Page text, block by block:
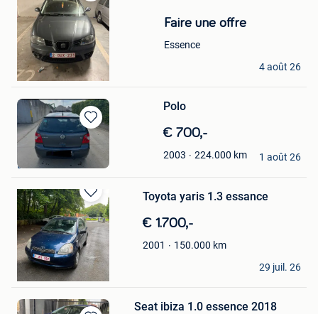
Sauvegarder
dans
Mes
Favoris
Faire une offre
Essence
Yassine
Bruxelles
4 août 26
Sauvegarder
dans
Mes
Favoris
Polo
€ 700,-
2003 224.000 km
Ainzo
Bruxelles
1 août 26
Sauvegarder
dans
Mes
Favoris
Toyota yaris 1.3 essance
€ 1.700,-
2001 150.000 km
KBR
Bruxelles
29 juil. 26
Seat ibiza 1.0 essence 2018